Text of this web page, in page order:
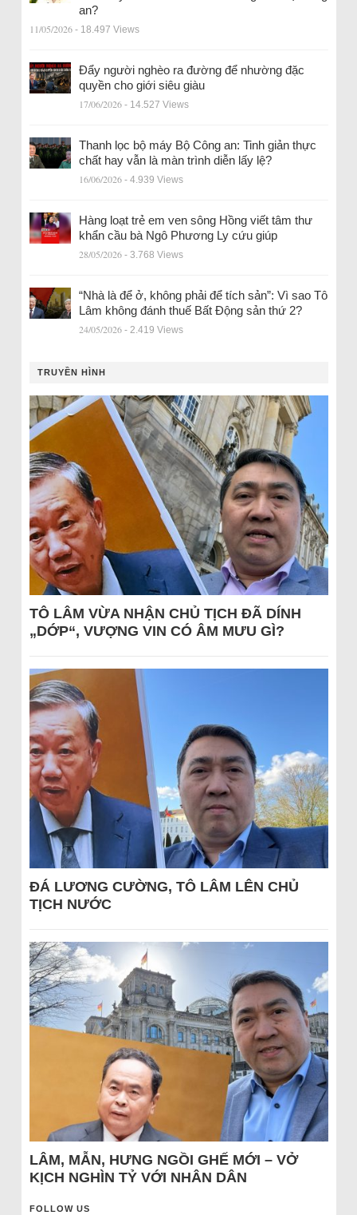
an?
11/05/2026 - 18.497 Views
Đẩy người nghèo ra đường để nhường đặc
quyền cho giới siêu giàu
17/06/2026 - 14.527 Views
Thanh lọc bộ máy Bộ Công an: Tinh giản thực
chất hay vẫn là màn trình diễn lấy lệ?
16/06/2026 - 4.939 Views
Hàng loạt trẻ em ven sông Hồng viết tâm thư
khẩn cầu bà Ngô Phương Ly cứu giúp
28/05/2026 - 3.768 Views
“Nhà là để ở, không phải để tích sản”: Vì sao Tô
Lâm không đánh thuế Bất Động sản thứ 2?
24/05/2026 - 2.419 Views
TRUYỀN HÌNH
TÔ LÂM VỪA NHẬN CHỦ TỊCH ĐÃ DÍNH
„DỚP“, VƯỢNG VIN CÓ ÂM MƯU GÌ?
ĐÁ LƯƠNG CƯỜNG, TÔ LÂM LÊN CHỦ
TỊCH NƯỚC
LÂM, MẪN, HƯNG NGỒI GHẾ MỚI – VỞ
KỊCH NGHÌN TỶ VỚI NHÂN DÂN
FOLLOW US